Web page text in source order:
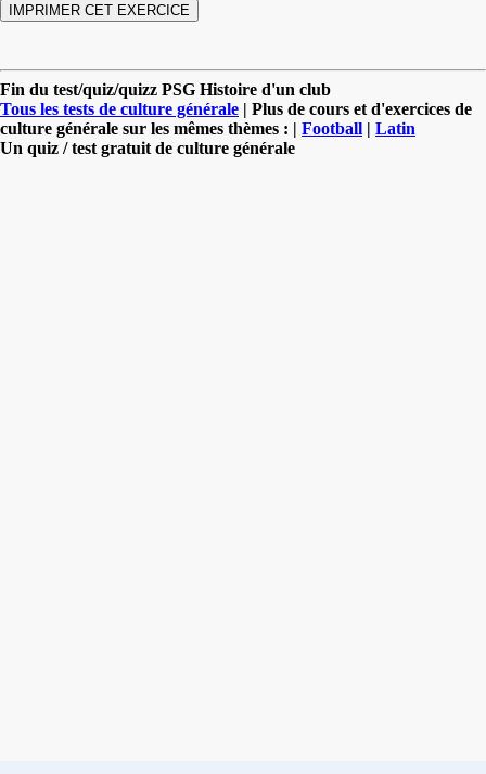
Fin du test/quiz/quizz PSG Histoire d'un club
Tous les tests de culture générale | Plus de cours et d'exercices de
culture générale sur les mêmes thèmes : | Football | Latin
Un quiz / test gratuit de culture générale